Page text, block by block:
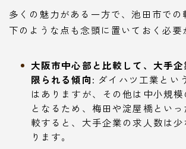
多くの魅力がある一方で、池田市での
下のような点も念頭に置いておく必要
大阪市中心部と比較して、大手
限られる傾向: ダイハツ工業とい
はありますが、その他は中小規
となるため、梅田や淀屋橋とい
較すると、大手企業の求人数は
ります。